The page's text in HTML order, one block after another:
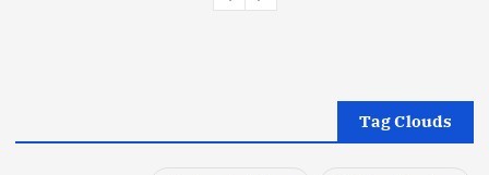
Tag Clouds